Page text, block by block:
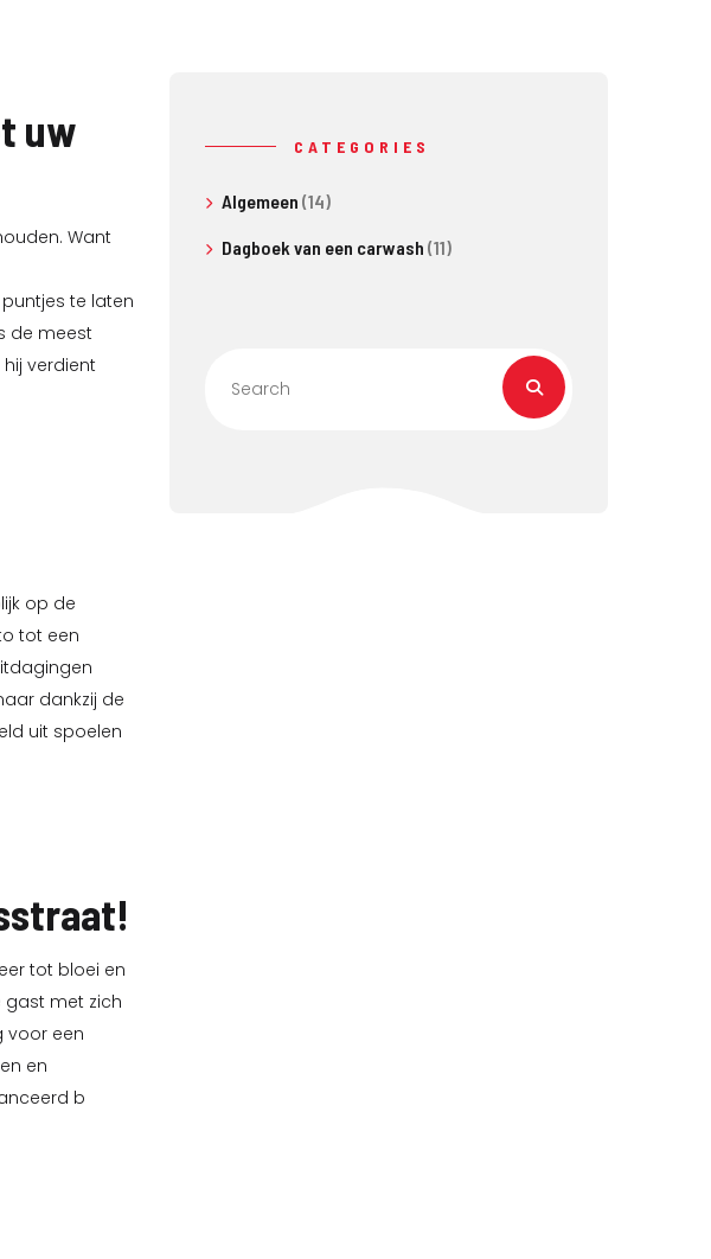
uw
Want
te laten
de meest
verdient
op de
tot een
dankzij de
uit spoelen
tot bloei en
gast met zich
voor een
en
b
CATEGORIES
Algemeen (14)
Dagboek van een carwash (11)